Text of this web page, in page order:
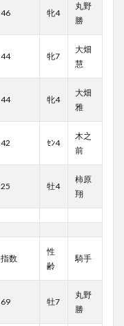
46 牝4
丸野
勝
44 牝7
大畑
慧
44 牝4
大畑
雅
42 ｾﾝ4
木之
前
25 牡4
柿原
翔
指数
性
齢
騎手
69 牡7
丸野
勝